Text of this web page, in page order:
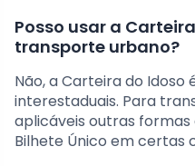
Posso usar a
transporte urbano?
Não, a Carteira do
interestaduais. Para
aplicáveis outras
Bilhete Único em certas